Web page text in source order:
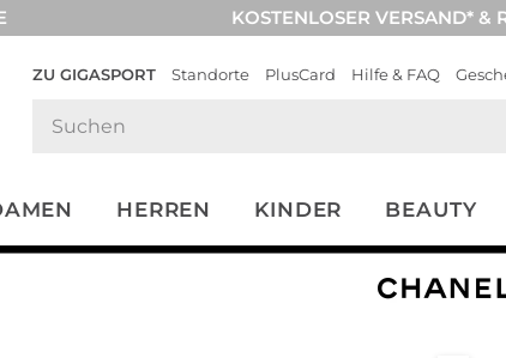
KOSTENLOSER VERSAND* &
ZU GIGASPORT Standorte PlusCard Hilfe & FAQ
HERREN KINDER BEAUTY